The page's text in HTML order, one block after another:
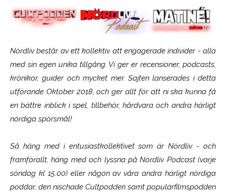
Nördliv består av ett kollektiv att engagerade individer - alla
med sin egen unika tillgång. Vi ger er recensioner, podcasts,
krönikor, guider och mycket mer. Sajten lanserades i detta
utförande Oktober 2018, och ger allt för att ni ska kunna få
en bättre inblick i spel, tillbehör, hårdvara och andra härligt
nördiga spörsmål!
Så häng med i entusiastkollektivet som ärNördliv- och
framförallt, häng med och lyssna på Nördliv Podcast (varje
söndag kl 15.00) eller någon av våra andra härligt nördiga
poddar, den nischade Cultpodden samt populärfilmspodden